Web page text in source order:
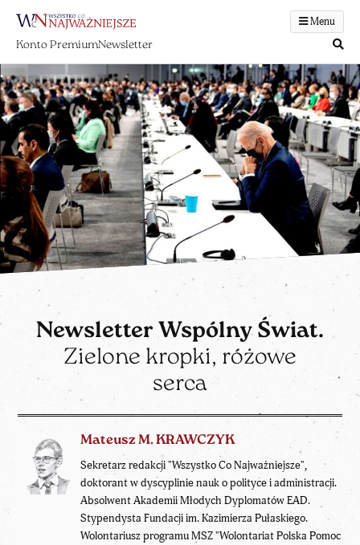
Menu
Konto PremiumNewsletter
Newsletter Wspólny Świat.
Zielone kropki, różowe
serca
Mateusz M. KRAWCZYK
Sekretarz redakcji "Wszystko Co Najważniejsze",
doktorant w dyscyplinie nauk o polityce i administracji.
Absolwent Akademii Młodych Dyplomatów EAD.
Stypendysta Fundacji im. Kazimierza Pułaskiego.
Wolontariusz programu MSZ "Wolontariat Polska Pomoc